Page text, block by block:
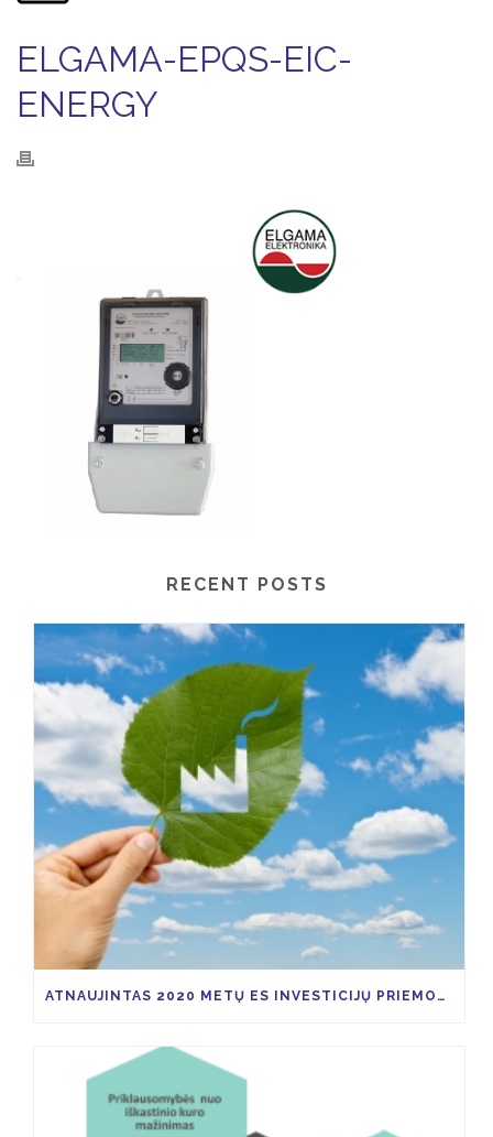
ELGAMA-EPQS-EIC-
ENERGY
RECENT POSTS
ATNAUJINTAS 2020 METŲ ES INVESTICIJŲ PRIEMONIŲ KVIETIMŲ TEIKTI PARAIŠKAS PLANAS